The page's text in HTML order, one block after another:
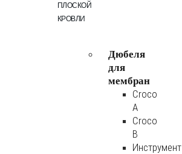
ПЛОСКОЙ
КРОВЛИ
Дюбеля
для
мембран
Croco
A
Croco
B
Инструмент